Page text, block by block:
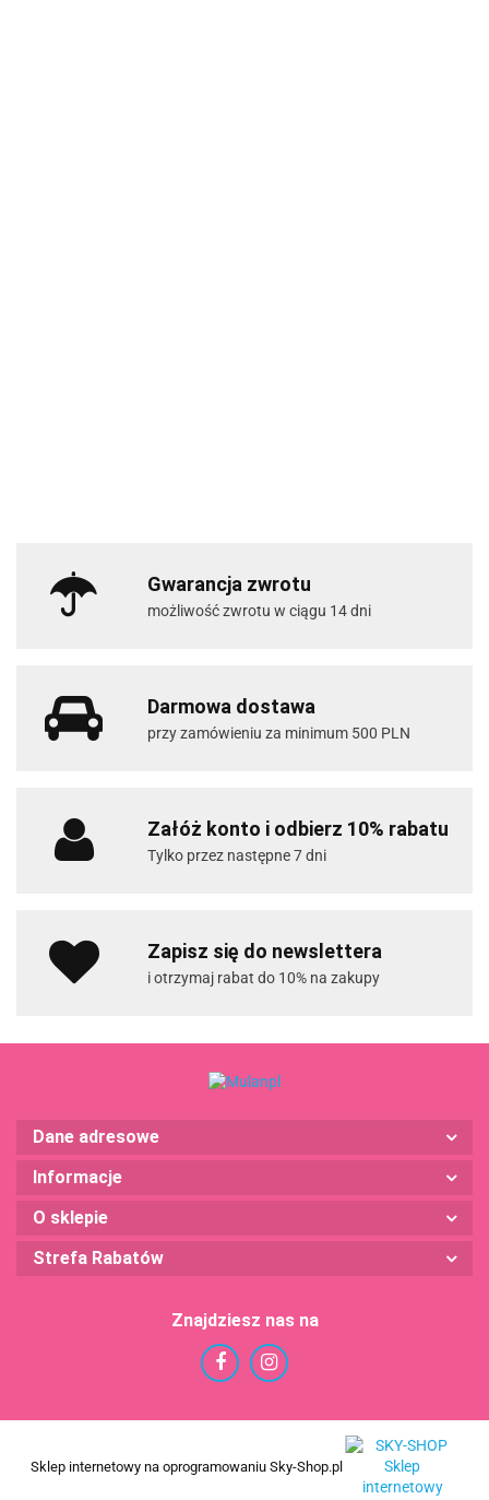
Gwarancja zwrotu
możliwość zwrotu w ciągu 14 dni
Darmowa dostawa
przy zamówieniu za minimum 500 PLN
Załóż konto i odbierz 10% rabatu
Tylko przez następne 7 dni
Zapisz się do newslettera
i otrzymaj rabat do 10% na zakupy
Dane adresowe
Informacje
O sklepie
Strefa Rabatów
Znajdziesz nas na
Sklep internetowy na oprogramowaniu Sky-Shop.pl